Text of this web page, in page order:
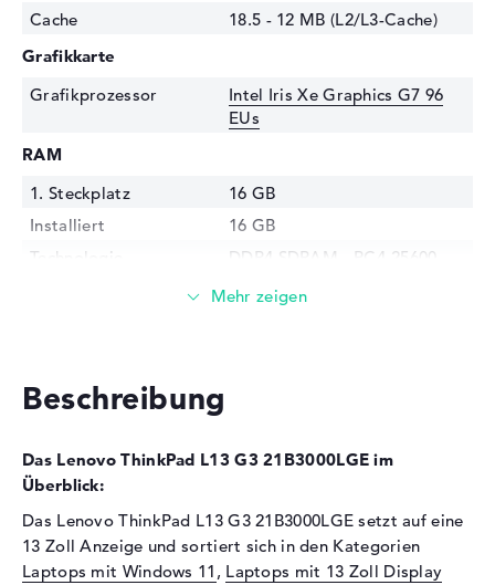
Cache
18.5 - 12 MB (L2/L3-Cache)
Grafikkarte
Grafikprozessor
Intel Iris Xe Graphics G7 96
EUs
RAM
1. Steckplatz
16 GB
Installiert
16 GB
Technologie
DDR4 SDRAM - PC4-25600 -
Schnittstelle
Laufwerks-Typ
ohne Laufwerk
Display-Typ
13,3" TFT
Max. Auflösung
1920 x 1200
Beschreibung
Das Lenovo ThinkPad L13 G3 21B3000LGE im
Überblick:
Das Lenovo ThinkPad L13 G3 21B3000LGE setzt auf eine
13 Zoll Anzeige und sortiert sich in den Kategorien
Laptops mit Windows 11 , Laptops mit 13 Zoll Display